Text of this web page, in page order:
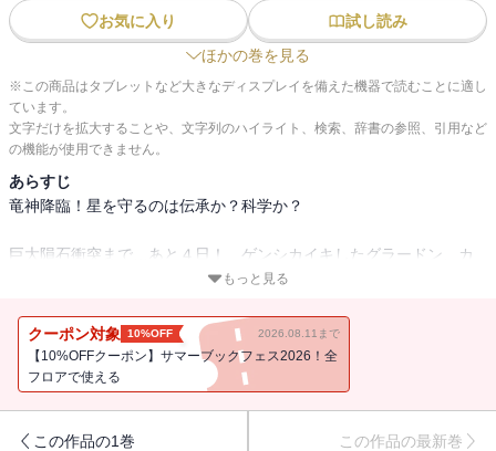
お気に入り
試し読み
ほかの巻を見る
※この商品はタブレットなど大きなディスプレイを備えた機器で読むことに適し
ています。
文字だけを拡大することや、文字列のハイライト、検索、辞書の参照、引用など
の機能が使用できません。
あらすじ
竜神降臨！星を守るのは伝承か？科学か？
巨大隕石衝突まで…あと４日！ ゲンシカイキしたグラードン、カ
イオーガの力によって隕石に対抗しようとするマツブサ、アオギリ
ミット！ 最後の決断は…!?
もっと見る
クーポン対象 10%OFF 2026.08.11まで
【10%OFFクーポン】サマーブックフェス2026！全
フロアで使える
この作品の1巻 この作品の最新巻